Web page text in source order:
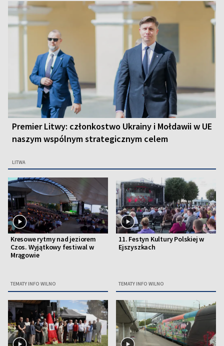
Premier Litwy: członkostwo Ukrainy i Mołdawii w UE
naszym wspólnym strategicznym celem
LITWA
Kresowe rytmy nad jeziorem
Czos. Wyjątkowy festiwal w
Mrągowie
TEMATY INFO WILNO
11. Festyn Kultury Polskiej w
Ejszyszkach
TEMATY INFO WILNO